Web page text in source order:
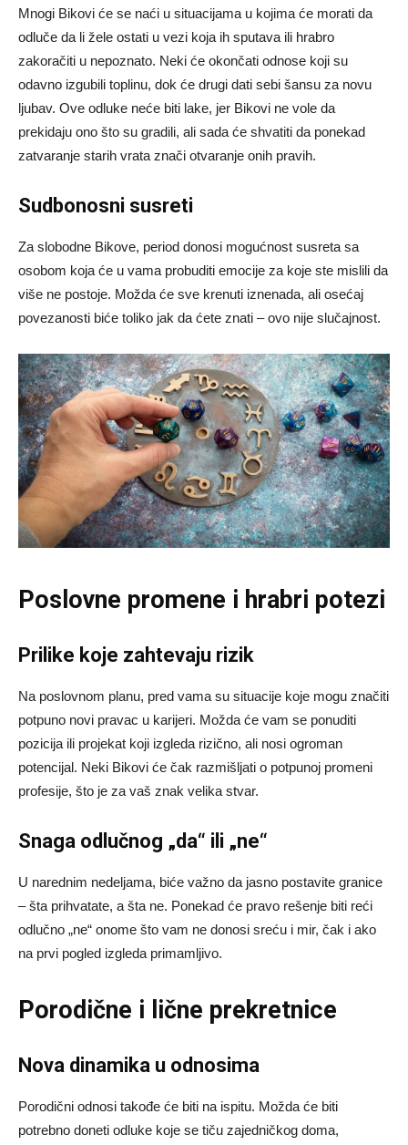
Mnogi Bikovi će se naći u situacijama u kojima će morati da
odluče da li žele ostati u vezi koja ih sputava ili hrabro
zakoračiti u nepoznato. Neki će okončati odnose koji su
odavno izgubili toplinu, dok će drugi dati sebi šansu za novu
ljubav. Ove odluke neće biti lake, jer Bikovi ne vole da
prekidaju ono što su gradili, ali sada će shvatiti da ponekad
zatvaranje starih vrata znači otvaranje onih pravih.
Sudbonosni susreti
Za slobodne Bikove, period donosi mogućnost susreta sa
osobom koja će u vama probuditi emocije za koje ste mislili da
više ne postoje. Možda će sve krenuti iznenada, ali osećaj
povezanosti biće toliko jak da ćete znati – ovo nije slučajnost.
Poslovne promene i hrabri potezi
Prilike koje zahtevaju rizik
Na poslovnom planu, pred vama su situacije koje mogu značiti
potpuno novi pravac u karijeri. Možda će vam se ponuditi
pozicija ili projekat koji izgleda rizično, ali nosi ogroman
potencijal. Neki Bikovi će čak razmišljati o potpunoj promeni
profesije, što je za vaš znak velika stvar.
Snaga odlučnog „da“ ili „ne“
U narednim nedeljama, biće važno da jasno postavite granice
– šta prihvatate, a šta ne. Ponekad će pravo rešenje biti reći
odlučno „ne“ onome što vam ne donosi sreću i mir, čak i ako
na prvi pogled izgleda primamljivo.
Porodične i lične prekretnice
Nova dinamika u odnosima
Porodični odnosi takođe će biti na ispitu. Možda će biti
potrebno doneti odluke koje se tiču zajedničkog doma,